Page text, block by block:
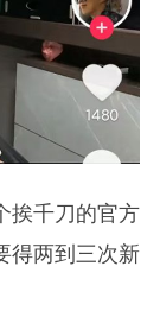
挨千刀的官方
得两到三次新